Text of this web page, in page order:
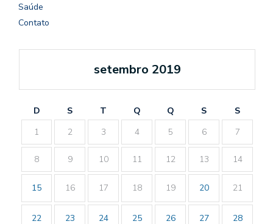
Saúde
Contato
setembro 2019
D S T Q Q S
S
1
2 3 4 5 6 7
8 9 10 11 12 13 14
15 16 17 18 19 20 21
22 23 24 25 26 27 28